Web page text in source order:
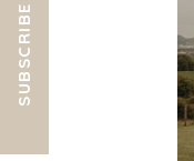
SUBSCRIBE